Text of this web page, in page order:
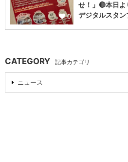
0
せ！」🔴本日よ
デジタルスタ
CATEGORY 記事カテゴリ
ニュース